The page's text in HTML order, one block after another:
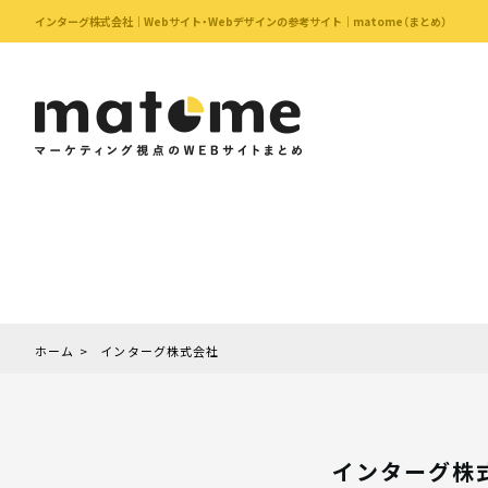
インターグ株式会社｜Webサイト・Webデザインの参考サイト｜matome（まとめ）
ホーム インターグ株式会社
インターグ株